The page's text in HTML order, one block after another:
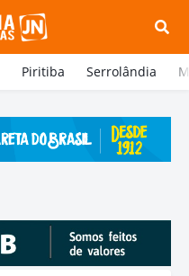
Piritiba Serrolândia